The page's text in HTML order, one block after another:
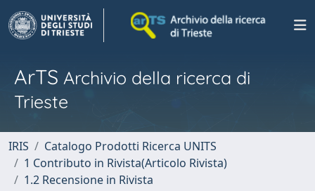
ArTS Archivio della ricerca di
Trieste
IRIS
Catalogo Prodotti Ricerca UNITS
1 Contributo in Rivista(Articolo Rivista)
1.2 Recensione in Rivista